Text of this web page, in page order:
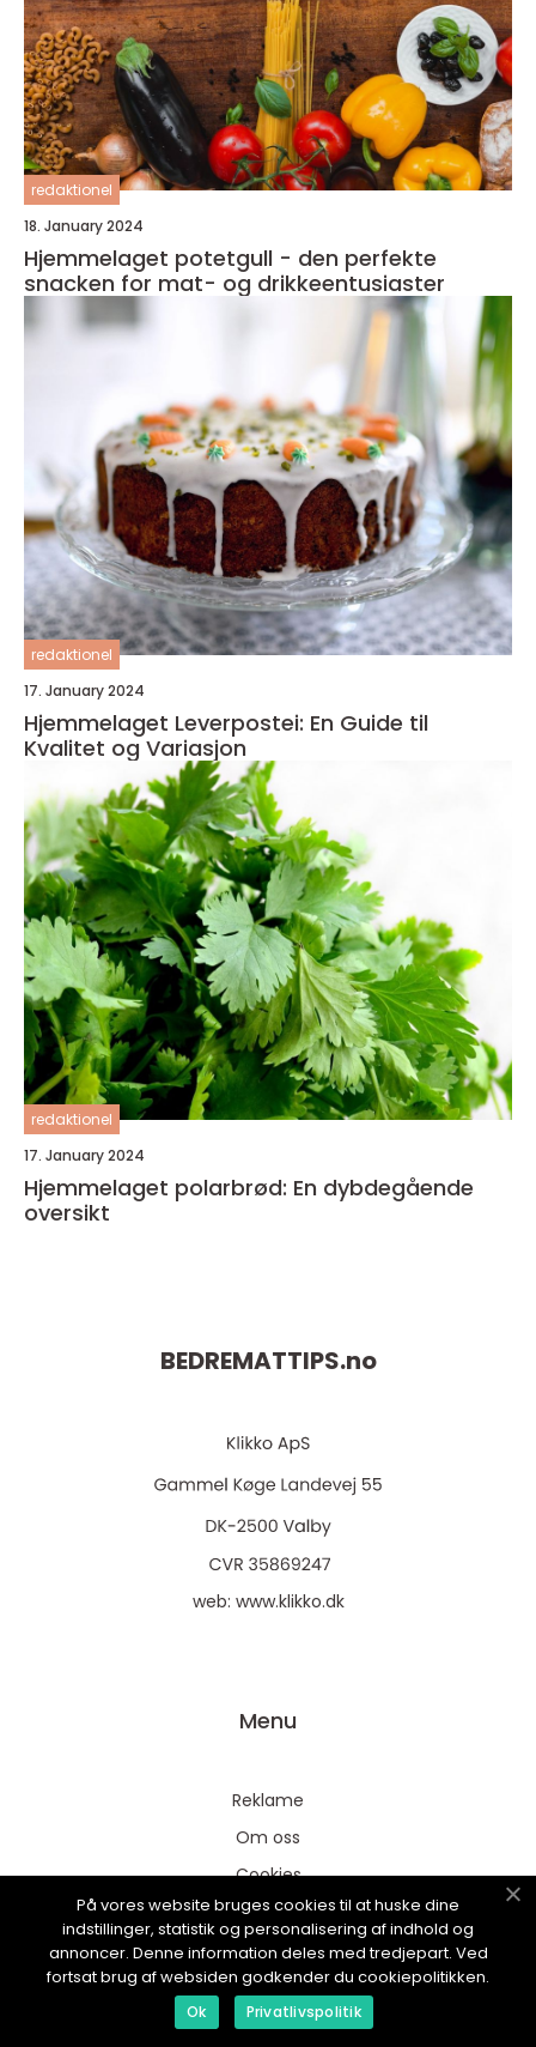
redaktionel
18. January 2024
Hjemmelaget potetgull - den perfekte
snacken for mat- og drikkeentusiaster
redaktionel
17. January 2024
Hjemmelaget Leverpostei: En Guide til
Kvalitet og Variasjon
redaktionel
17. January 2024
Hjemmelaget polarbrød: En dybdegående
oversikt
BEDREMATTIPS.no
web: www.klikko.dk
Menu
Reklame
Om oss
Cookies
Kontakt Oss
Sitemap
På vores website bruges cookies til at huske dine
indstillinger, statistik og personalisering af indhold og
annoncer. Denne information deles med tredjepart. Ved
fortsat brug af websiden godkender du cookiepolitikken.
Ok Privatlivspolitik